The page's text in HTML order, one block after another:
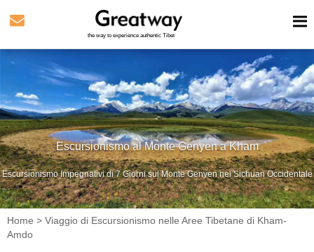
the way to experience authentic Tibet
Escursionismo al Monte Genyen a Kham
Escursionismo Impegnativi di 7 Giorni sul Monte Genyen nel Sichuan Occidentale
Home > Viaggio di Escursionismo nelle Aree Tibetane di Kham-
Amdo